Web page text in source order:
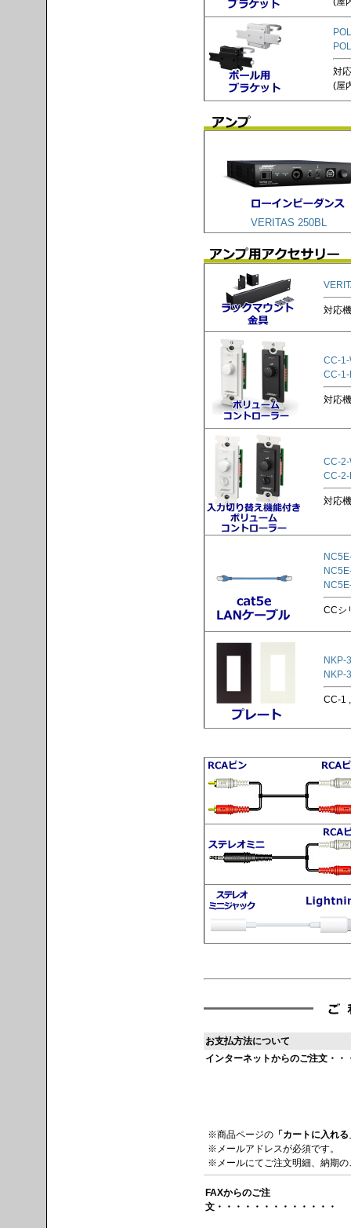
対
(屋
VERITAS 250BL
対応
CC-1-
CC-1-
対応
CC-2-
CC-2-
対応
CCシ
NKP-
NKP-
CC-1
お支払方法について
インターネットからのご注文・・
※商品ページの 「カートに入れる
※メールアドレスが必須です。
※メールにてご注文明細、納期
FAXからのご注
文・・・・・・・・・・・・・